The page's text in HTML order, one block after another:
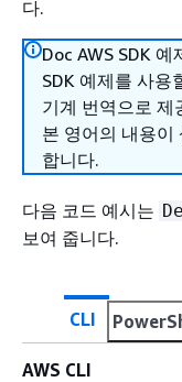
다.
Doc AWS SDK
SDK 예제를 사용
기계 번역으로 제
본 영어의 내용이
합니다.
다음 코드 예시는
보여 줍니다.
CLI
AWS CLI